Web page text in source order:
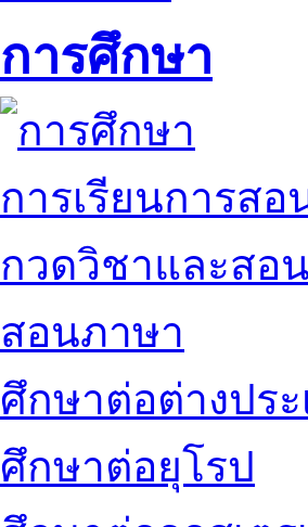
การศึกษา
การเรียนการสอ
กวดวิชาและสอ
สอนภาษา
ศึกษาต่อต่างประ
ศึกษาต่อยุโรป